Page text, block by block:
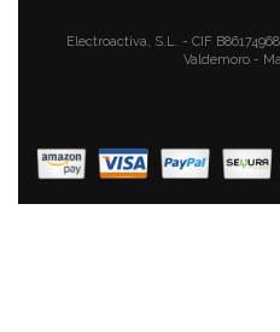
Electroactiva, S.L. - CIF
Valdemoro -